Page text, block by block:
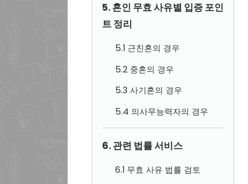
5. 혼인 무효 사유별 입증 포인
트 정리
5.1 근친혼의 경우
5.2 중혼의 경우
5.3 사기혼의 경우
5.4 의사무능력자의 경우
6. 관련 법률 서비스
6.1 무효 사유 법률 검토